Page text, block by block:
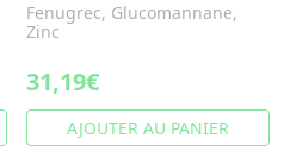
Fenugrec, Glucomannane,
Zinc
31,19€
AJOUTER AU PANIER